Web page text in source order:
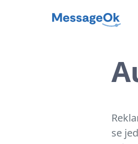
se